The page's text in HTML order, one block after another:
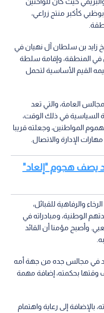
كأكبر منتج زراعي،
زايد بن سلطان آل نهيان في
في المنطقة، وإقامة سلطة
القيم الأساسية لتحمل
العامة، والتي تعد
السياسية في ذلك الوقت،
المواطنين، وجعلته قريبا
الإدارة والاتصال.
يصف هجوم "إلعاد"
والرفاهية للقبائل،
الوطنية، ومبادراته في
وأصبح مؤمنا أن القائد
في مجالس جده من جهة أمه
وقتها بحكمته، إضافة مهمة
بالإضافة إلى رعاية واهتمام